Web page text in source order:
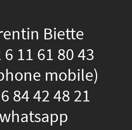
Biette
6 11 61 80 43
mobile)
84 42 48 21